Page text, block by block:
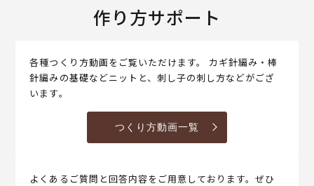
作り方サポート
各種つくり方動画をご覧いただけます。 カギ針編み・棒
針編みの基礎などニットと、刺し子の刺し方などがござ
います。
つくり方動画一覧
よくあるご質問と回答内容をご用意しております。ぜひ